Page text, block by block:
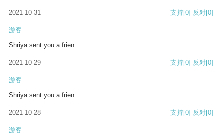
2021-10-31 支持[0] 反对[0]
游客
Shriya sent you a frien
2021-10-29 支持[0] 反对[0]
游客
Shriya sent you a frien
2021-10-28 支持[0] 反对[0]
游客